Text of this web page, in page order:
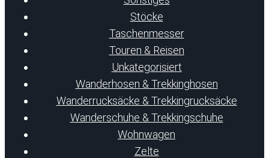
Stöcke
Taschenmesser
Touren & Reisen
Unkategorisiert
Wanderhosen & Trekkinghosen
Wanderrucksäcke & Trekkingrucksäcke
Wanderschuhe & Trekkingschuhe
Wohnwagen
Zelte